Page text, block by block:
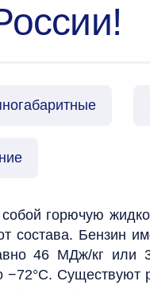
горючую
состава. Бензин
46 МДж/кг
−72°C.